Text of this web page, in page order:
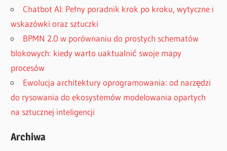
Chatbot AI: Pełny poradnik krok po kroku, wytyczne i
wskazówki oraz sztuczki
BPMN 2.0 w porównaniu do prostych schematów
blokowych: kiedy warto uaktualnić swoje mapy
procesów
Ewolucja architektury oprogramowania: od narzędzi
do rysowania do ekosystemów modelowania opartych
na sztucznej inteligencji
Archiwa